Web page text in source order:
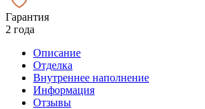
Гарантия
2 года
Описание
Отделка
Внутреннее наполнение
Информация
Отзывы